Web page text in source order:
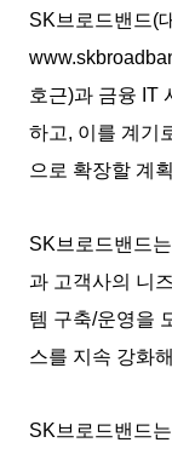
SK브로드밴드(
호근)과 금융 IT
하고, 이를 계기
으로 확장할 계
SK브로드밴드
과 고객사의 니
템 구축/운영을
스를 지속 강화
SK브로드밴드